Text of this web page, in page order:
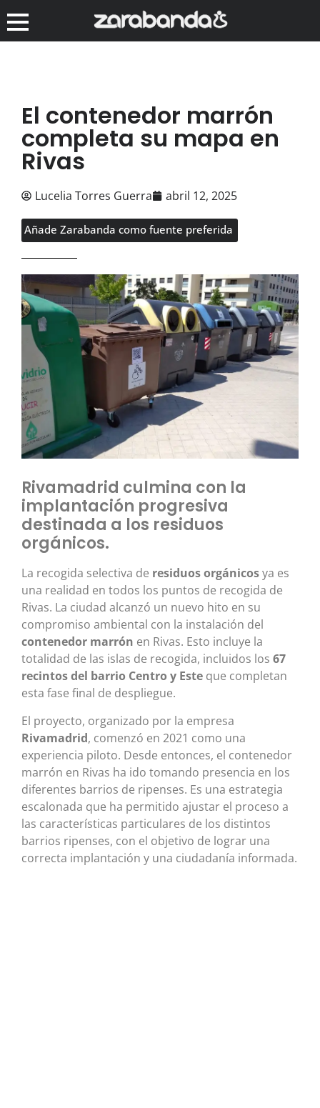
El contenedor marrón
completa su mapa en
Rivas
Lucelia Torres Guerra abril 12, 2025
Añade Zarabanda como fuente preferida
Rivamadrid culmina con la
implantación progresiva
destinada a los residuos
orgánicos.
La recogida selectiva de residuos orgánicosya es
una realidad en todos los puntos de recogida de
Rivas. La ciudad alcanzó un nuevo hito en su
compromiso ambiental con la instalación del
contenedor marrón en Rivas. Esto incluye la
totalidad de las islas de recogida, incluidos los 67
recintos del barrio Centro y Este que completan
esta fase final de despliegue.
El proyecto, organizado por la empresa
Rivamadrid, comenzó en 2021 como una
experiencia piloto. Desde entonces, el contenedor
marrón en Rivas ha ido tomando presencia en los
diferentes barrios de ripenses. Es una estrategia
escalonada que ha permitido ajustar el proceso a
las características particulares de los distintos
barrios ripenses, con el objetivo de lograr una
correcta implantación y una ciudadanía informada.